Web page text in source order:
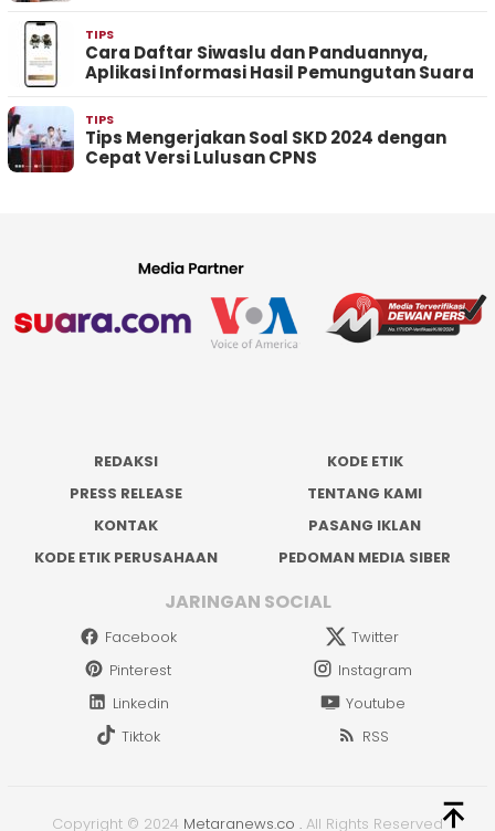
TIPS
Cara Daftar Siwaslu dan Panduannya,
Aplikasi Informasi Hasil Pemungutan Suara
TIPS
Tips Mengerjakan Soal SKD 2024 dengan
Cepat Versi Lulusan CPNS
REDAKSI
KODE ETIK
PRESS RELEASE
TENTANG KAMI
KONTAK
PASANG IKLAN
KODE ETIK PERUSAHAAN
PEDOMAN MEDIA SIBER
JARINGAN SOCIAL
Facebook
Twitter
Pinterest
Instagram
Linkedin
Youtube
Tiktok
RSS
Copyright © 2024 Metaranews.co . All Rights Reserved